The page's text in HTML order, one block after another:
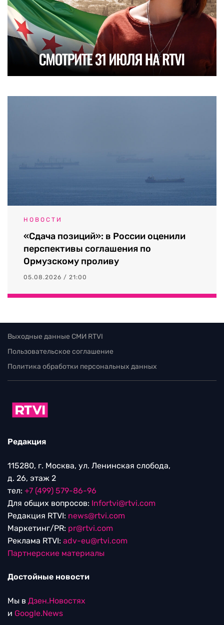
НОВОСТИ
«Сдача позиций»: в России оценили
перспективы соглашения по
Ормузскому проливу
05.08.2026 / 21:00
Выходные данные СМИ RTVI
Пользовательское соглашение
Политика обработки персональных данных
Редакция
115280, г. Москва, ул. Ленинская слобода,
д. 26, этаж 2
тел: +7 (499) 579-86-96
Для общих вопросов: Infortvi@rtvi.com
Редакция RTVI: news@rtvi.com
Маркетинг/PR: pr@rtvi.com
Реклама RTVI: adv-eu@rtvi.com
Партнерские материалы
Достойные новости
Мы в Дзен.Новостях
и Google.News